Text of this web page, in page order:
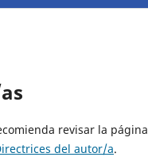
revisar la página
del autor/a.